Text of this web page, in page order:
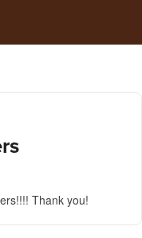
Thank you!